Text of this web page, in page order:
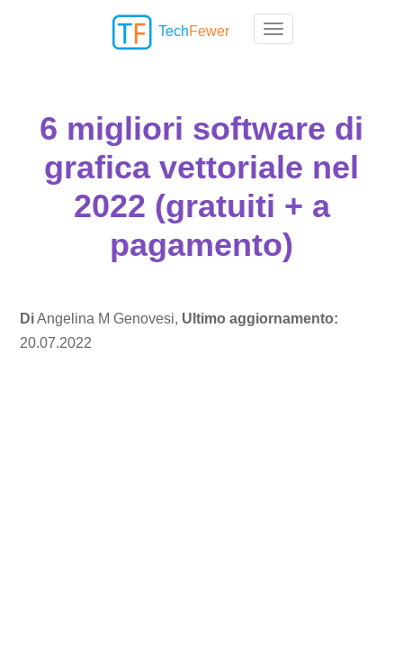
Toggle navigation
TechFewer
6 migliori software di
grafica vettoriale nel
2022 (gratuiti + a
pagamento)
DiAngelina M Genovesi, Ultimo aggiornamento:
20.07.2022